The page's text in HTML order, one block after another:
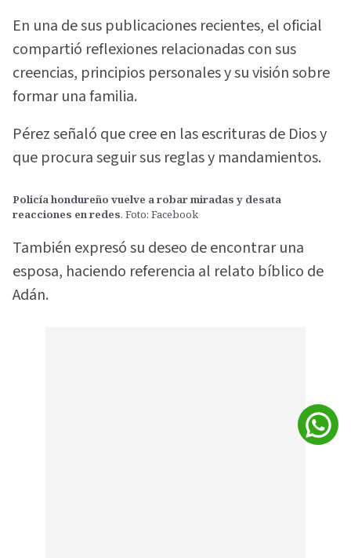
En una de sus publicaciones recientes, el oficial
compartió reflexiones relacionadas con sus
creencias, principios personales y su visión sobre
formar una familia.
Pérez señaló que cree en las escrituras de Dios y
que procura seguir sus reglas y mandamientos.
Policía hondureño vuelve a robar miradas y desata
reacciones en redes. Foto: Facebook
También expresó su deseo de encontrar una
esposa, haciendo referencia al relato bíblico de
Adán.